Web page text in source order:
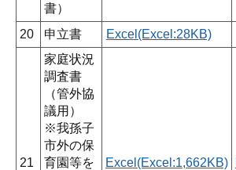
書）
20 申立書 Excel(Excel:28KB)
21
家庭状況
調査書
（管外協
議用）
※我孫子
市外の保
育園等を
Excel(Excel:1,662KB)